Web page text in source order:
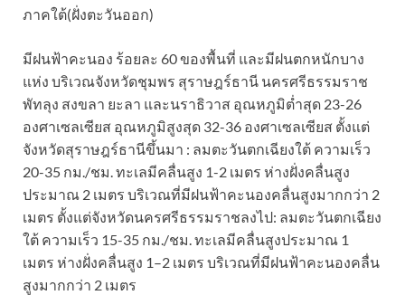
ภาคใต้(ฝั่งตะวันออก)
มีฝนฟ้าคะนอง ร้อยละ 60 ของพื้นที่ และมีฝนตกหนักบาง
แห่ง บริเวณจังหวัดชุมพร สุราษฎร์ธานี นครศรีธรรมราช
พัทลุง สงขลา ยะลา และนราธิวาส อุณหภูมิต่ำสุด 23-26
องศาเซลเซียส อุณหภูมิสูงสุด 32-36 องศาเซลเซียส ตั้งแต่
จังหวัดสุราษฎร์ธานีขึ้นมา : ลมตะวันตกเฉียงใต้ ความเร็ว
20-35 กม./ชม. ทะเลมีคลื่นสูง 1-2 เมตร ห่างฝั่งคลื่นสูง
ประมาณ 2 เมตร บริเวณที่มีฝนฟ้าคะนองคลื่นสูงมากกว่า 2
เมตร ตั้งแต่จังหวัดนครศรีธรรมราชลงไป: ลมตะวันตกเฉียง
ใต้ ความเร็ว 15-35 กม./ชม. ทะเลมีคลื่นสูงประมาณ 1
เมตร ห่างฝั่งคลื่นสูง 1–2 เมตร บริเวณที่มีฝนฟ้าคะนองคลื่น
สูงมากกว่า 2 เมตร